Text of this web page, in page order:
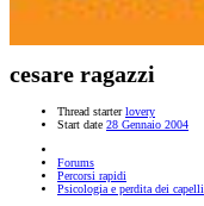
cesare ragazzi
Thread starter lovery
Start date 28 Gennaio 2004
Forums
Percorsi rapidi
Psicologia e perdita dei capelli